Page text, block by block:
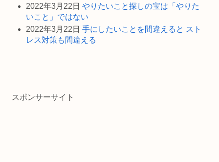
2022年3月22日 やりたいこと探しの宝は「やりた
いこと」ではない
2022年3月22日 手にしたいことを間違えると スト
レス対策も間違える
スポンサーサイト